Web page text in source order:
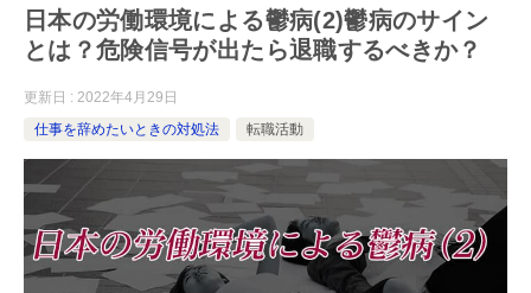
日本の労働環境による鬱病(2)鬱病のサイン
とは？危険信号が出たら退職するべきか？
更新日 : 2022年4月29日
仕事を辞めたいときの対処法
転職活動